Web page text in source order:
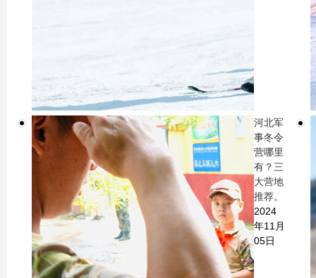
河北军
事冬令
营哪里
有？三
大营地
推荐。
2024
年11月
05日